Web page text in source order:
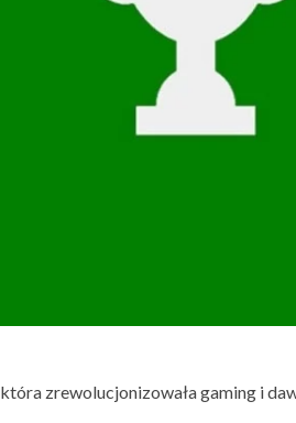
zrewolucjonizowała gaming i